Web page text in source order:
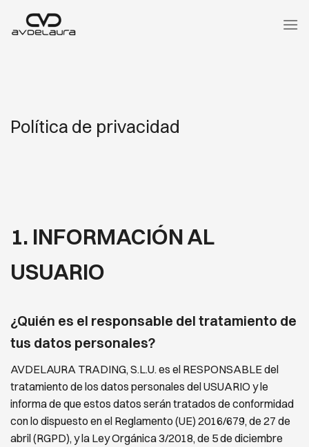
Política de privacidad
1. INFORMACIÓN AL
USUARIO
¿Quién es el responsable del tratamiento de
tus datos personales?
AVDELAURA TRADING, S.L.U. es el RESPONSABLE del
tratamiento de los datos personales del USUARIO y le
informa de que estos datos serán tratados de conformidad
con lo dispuesto en el Reglamento (UE) 2016/679, de 27 de
abril (RGPD), y la Ley Orgánica 3/2018, de 5 de diciembre